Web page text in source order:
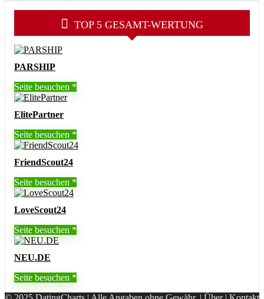
TOP 5 GESAMT-WERTUNG
PARSHIP
Seite besuchen
ElitePartner
Seite besuchen
FriendScout24
Seite besuchen
LoveScout24
Seite besuchen
NEU.DE
Seite besuchen